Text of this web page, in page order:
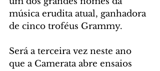
música erudita atual, ganhadora
de cinco troféus Grammy.
Será a terceira vez neste ano
que a Camerata abre ensaios